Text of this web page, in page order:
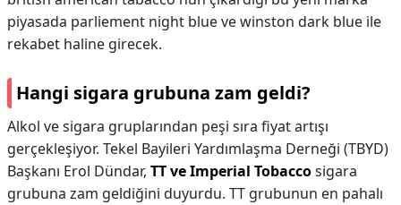
piyasada parliement night blue ve winston dark blue ile
rekabet haline girecek.
Hangi sigara grubuna zam geldi?
Alkol ve sigara gruplarından peşi sıra fiyat artışı
gerçekleşiyor. Tekel Bayileri Yardımlaşma Derneği (TBYD)
Başkanı Erol Dündar, TT ve Imperial Tobaccosigara
grubuna zam geldiğini duyurdu. TT grubunun en pahalı